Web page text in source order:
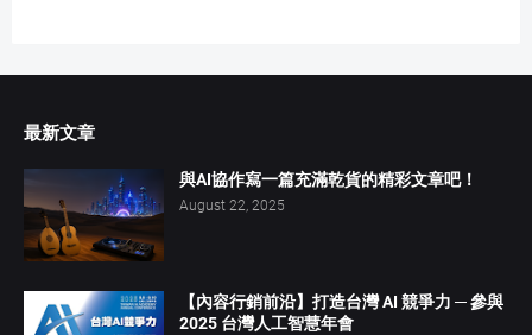
最新文章
與AI協作寫一篇充滿乾貨的精彩文章吧！
August 22, 2025
【內容行銷前沿】打造台灣 AI 競爭力 ─ 參與
2025 台灣人工智慧年會